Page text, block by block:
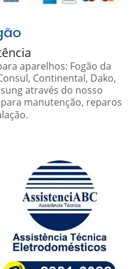
aparelhos: Fogão da
Continental, Dako,
através do nosso
manutenção, reparos